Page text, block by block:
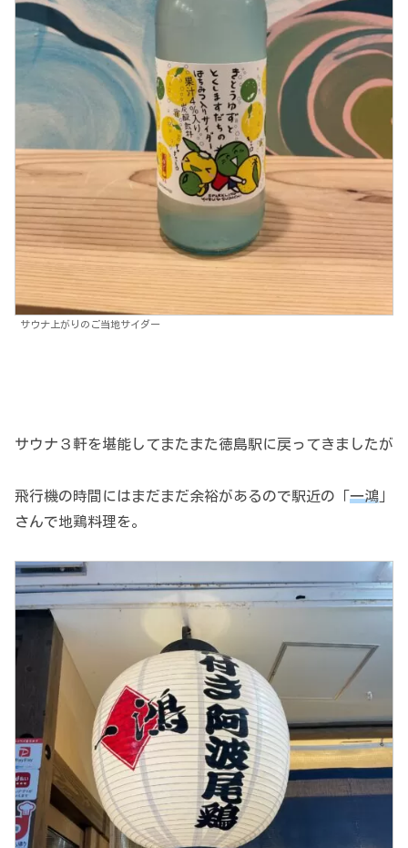
サウナ上がりのご当地サイダー
サウナ３軒を堪能してまたまた徳島駅に戻ってきましたが
飛行機の時間にはまだまだ余裕があるので駅近の「 一鴻 」
さんで地鶏料理を。